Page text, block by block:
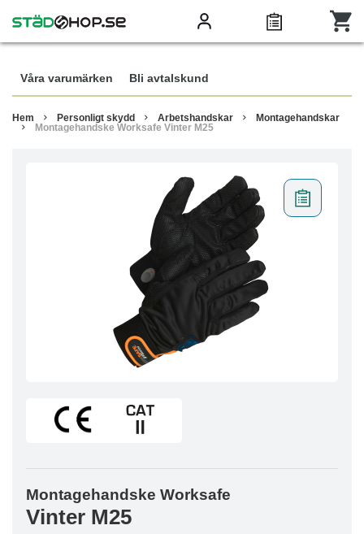
Våra varumärken Bli avtalskund
Hem Personligt skydd Arbetshandskar
Montagehandskar
Montagehandske Worksafe Vinter M25
Montagehandske Worksafe
Vinter M25